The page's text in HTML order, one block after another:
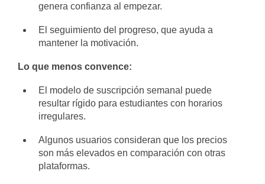
genera confianza al empezar.
El seguimiento del progreso, que ayuda a
mantener la motivación.
Lo que menos convence:
El modelo de suscripción semanal puede
resultar rígido para estudiantes con horarios
irregulares.
Algunos usuarios consideran que los precios
son más elevados en comparación con otras
plataformas.